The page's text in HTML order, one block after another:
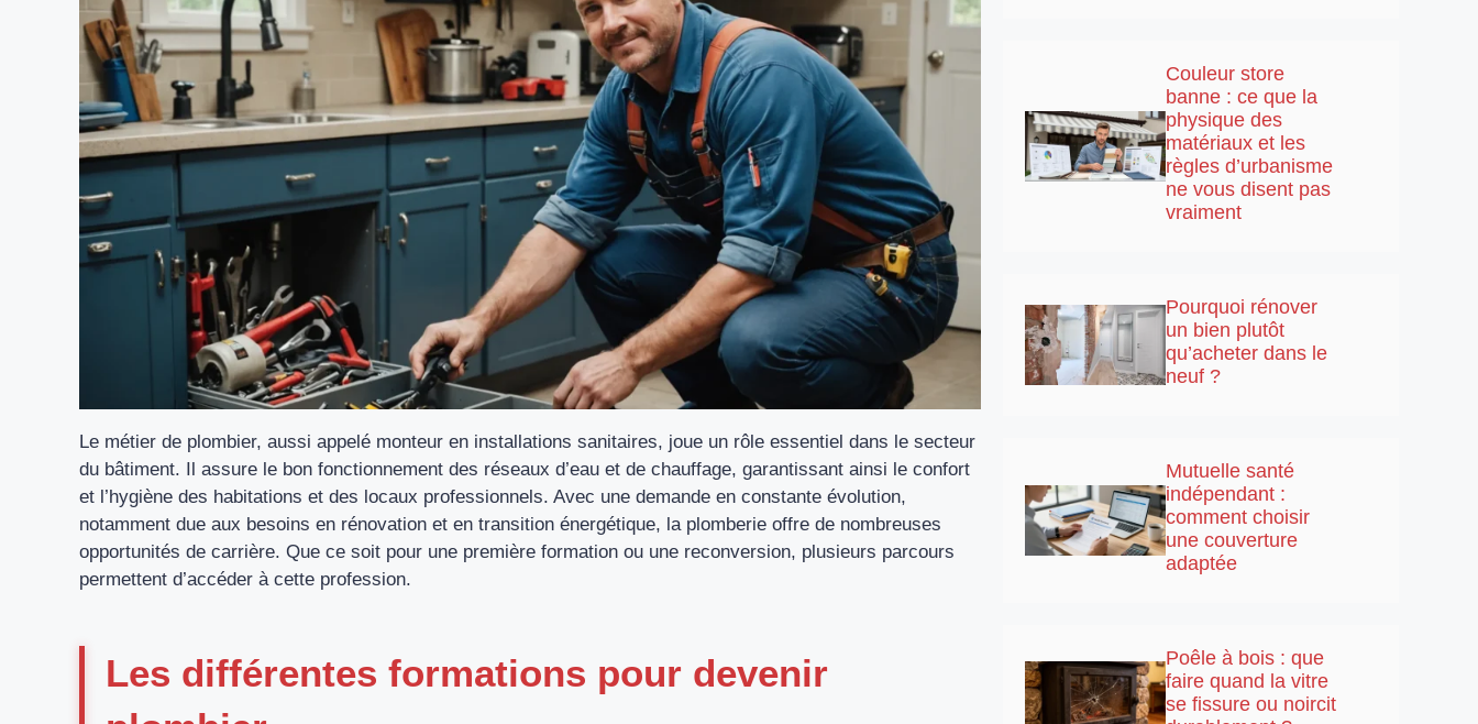
Le métier de plombier, aussi appelé monteur en installations sanitaires, joue un rôle essentiel dans le secteur
du bâtiment. Il assure le bon fonctionnement des réseaux d’eau et de chauffage, garantissant ainsi le confort
et l’hygiène des habitations et des locaux professionnels. Avec une demande en constante évolution,
notamment due aux besoins en rénovation et en transition énergétique, la plomberie offre de nombreuses
opportunités de carrière. Que ce soit pour une première formation ou une reconversion, plusieurs parcours
permettent d’accéder à cette profession.
Les différentes formations pour devenir
Couleur store
banne : ce que la
physique des
matériaux et les
règles d’urbanisme
ne vous disent pas
vraiment
Pourquoi rénover
un bien plutôt
qu’acheter dans le
neuf ?
Mutuelle santé
indépendant :
comment choisir
une couverture
adaptée
Poêle à bois : que
faire quand la vitre
se fissure ou noircit